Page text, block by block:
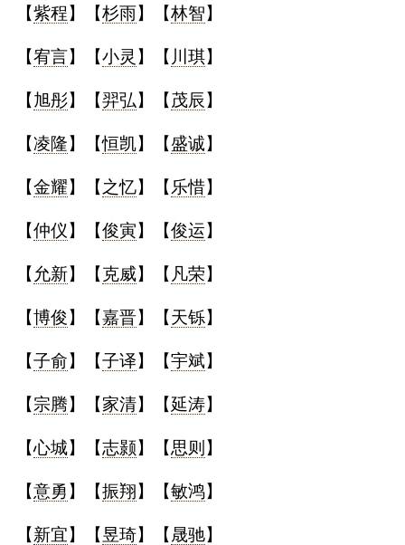
【紫程】【杉雨】【林智】
【宥言】【小灵 】【 川琪】
【旭彤】【羿弘】【茂辰 】
【凌隆】【恒凯】【盛诚】
【金耀】【 之忆】【 乐惜】
【仲仪】【俊寅】【俊运】
【 允新】【克威】【 凡荣】
【博俊 】【嘉晋】【天铄】
【子俞】【子译】【宇斌】
【宗腾】【家清】【延涛】
【心城】【志颢】【思则 】
【意勇 】【振翔】【敏鸿】
【新宜】【昱琦】【 晟驰】